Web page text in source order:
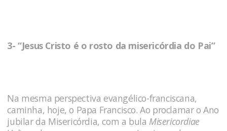
3- “Jesus Cristo é o rosto da misericórdia do Pai”
Na mesma perspectiva evangélico-franciscana,
caminha, hoje, o Papa Francisco. Ao proclamar o Ano
jubilar da Misericórdia, com a bula Misericordiae